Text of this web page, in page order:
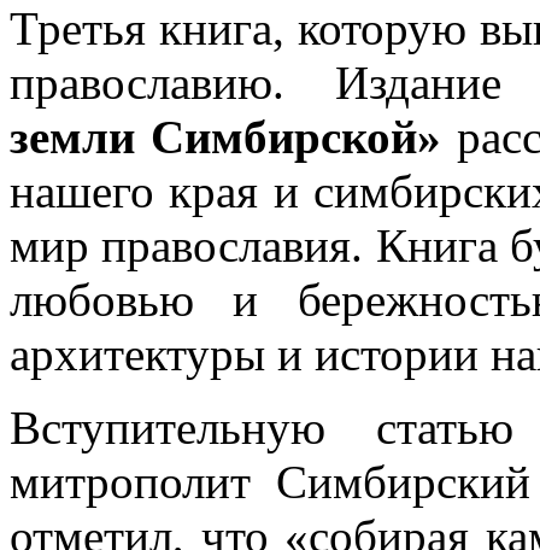
Третья книга, которую
православию.
земли Симбирской»
нашего края и
мир православия. Книга
любовью и
архитектуры и истории
Вступительную
митрополит
отметил, что «собирая